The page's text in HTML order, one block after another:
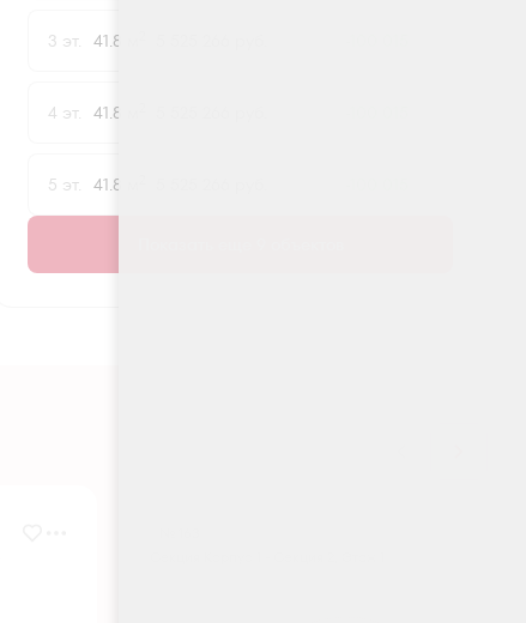
3 эт. 41.8 м
4 эт. 41.8 м
5 эт. 41.8 м